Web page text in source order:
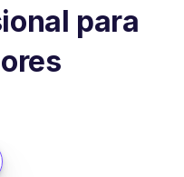
para